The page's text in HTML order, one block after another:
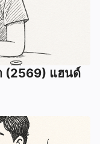
(2569) แฮนด์